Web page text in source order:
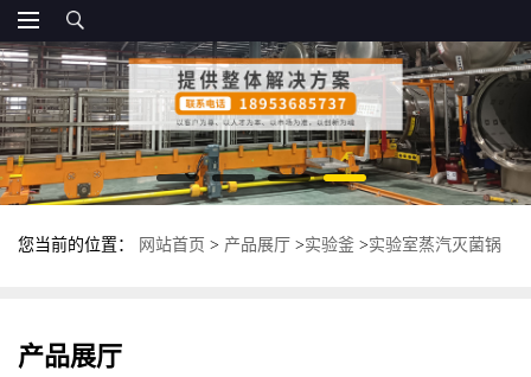
您当前的位置： 网站首页 > 产品展厅 >实验釜 >实验室蒸汽灭菌锅
产品展厅